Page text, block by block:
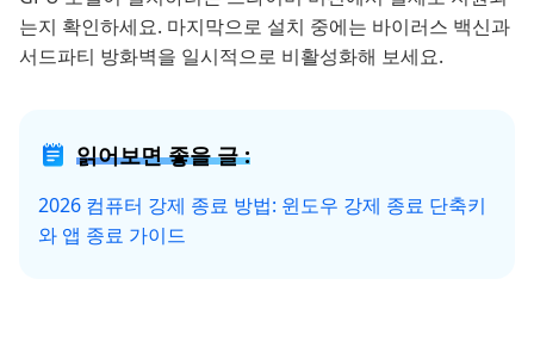
는지 확인하세요. 마지막으로 설치 중에는 바이러스 백신과
서드파티 방화벽을 일시적으로 비활성화해 보세요.
읽어보면 좋을 글 :
2026 컴퓨터 강제 종료 방법: 윈도우 강제 종료 단축키
와 앱 종료 가이드